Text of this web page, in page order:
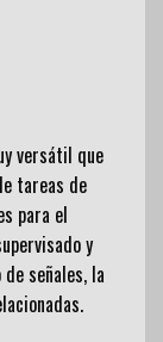
versátil que
tareas de
para el
y
señales, la